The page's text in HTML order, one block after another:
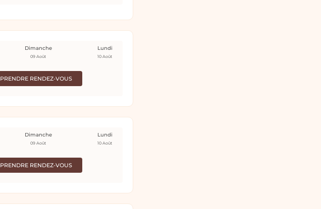
PRENDRE RENDEZ-VOUS
Dimanche
09 Août
Lundi
10 Août
PRENDRE RENDEZ-VOUS
Dimanche
09 Août
Lundi
10 Août